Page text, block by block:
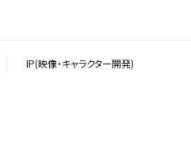
IP(映像・キャラクター開発)